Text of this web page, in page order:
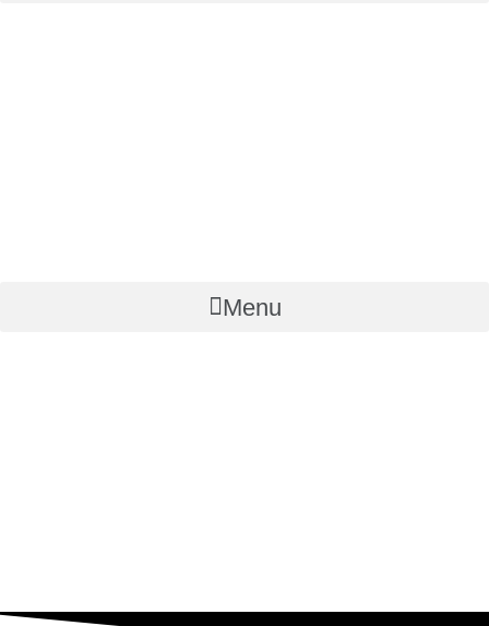
Menu
Votre atelier de maroquinerie à Bressuire
Votre atelier de maroquinerie à Bressuire